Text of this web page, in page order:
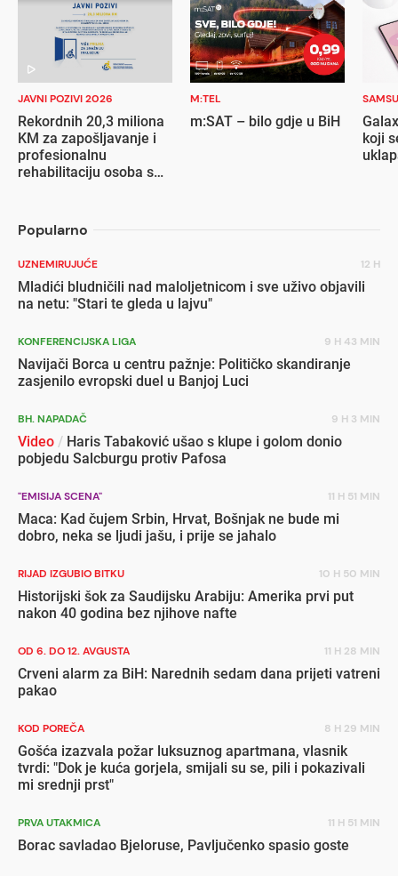
JAVNI POZIVI 2026
Rekordnih 20,3 miliona
KM za zapošljavanje i
profesionalnu
rehabilitaciju osoba s
M:TEL
m:SAT – bilo gdje u BiH
koji
Popularno
UZNEMIRUJUĆE 12 H
Mladići bludničili nad maloljetnicom i sve uživo objavili
na netu: "Stari te gleda u lajvu"
KONFERENCIJSKA LIGA 9 H 43 MIN
Navijači Borca u centru pažnje: Političko skandiranje
zasjenilo evropski duel u Banjoj Luci
BH. NAPADAČ 9 H 3 MIN
Video / Haris Tabaković ušao s klupe i golom donio
pobjedu Salcburgu protiv Pafosa
"EMISIJA SCENA" 11 H 51 MIN
Maca: Kad čujem Srbin, Hrvat, Bošnjak ne bude mi
dobro, neka se ljudi jašu, i prije se jahalo
RIJAD IZGUBIO BITKU 10 H 50 MIN
Historijski šok za Saudijsku Arabiju: Amerika prvi put
nakon 40 godina bez njihove nafte
OD 6. DO 12. AVGUSTA 11 H 28 MIN
Crveni alarm za BiH: Narednih sedam dana prijeti vatreni
pakao
KOD POREČA 8 H 29 MIN
Gošća izazvala požar luksuznog apartmana, vlasnik
tvrdi: "Dok je kuća gorjela, smijali su se, pili i pokazivali
mi srednji prst"
PRVA UTAKMICA 11 H 51 MIN
Borac savladao Bjeloruse, Pavljučenko spasio goste